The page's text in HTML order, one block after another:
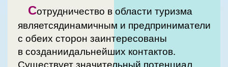
Сотрудничество в области туризма
являетсядинамичным и предприниматели
с обеих сторон заинтересованы
в созданиидальнейших контактов.
Существует значительный потенциал